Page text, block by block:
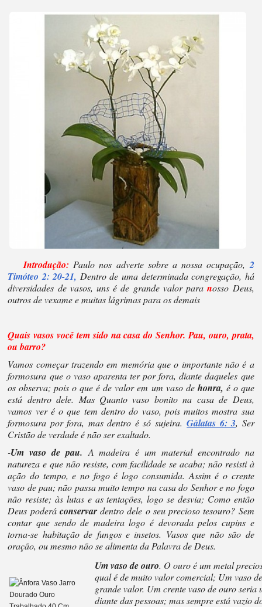
Introdução: Paulo nos adverte sobre a nossa ocupação, 2
Timóteo 2: 20-21, Dentro de uma determinada congregação, há
diversidades de vasos, uns é de grande valor paranosso Deus,
outros de vexame e muitas lágrimas para os demais
Quais vasos você tem sido na casa do Senhor. Pau, ouro, prata,
ou barro?
Vamos começar trazendo em memória que o importante não é a
formosura que o vaso aparenta ter por fora, diante daqueles que
os observa; pois o que é de valor em um vaso de honra, é o que
está dentro dele. Mas Quanto vaso bonito na casa de Deus,
vamos ver é o que tem dentro do vaso, pois muitos mostra sua
formosura por fora, mas dentro é só sujeira. Gálatas 6: 3, Ser
Cristão de verdade é não ser exaltado.
-Um vaso de pau.A madeira é um material encontrado na
natureza e que não resiste, com facilidade se acaba; não resisti à
ação do tempo, e no fogo é logo consumida. Assim é o crente
vaso de pau; não passa muito tempo na casa do Senhor e no fogo
não resiste; às lutas e as tentações, logo se desvia; Como então
Deus poderá conservardentro dele o seu precioso tesouro? Sem
contar que sendo de madeira logo é devorada pelos cupins e
torna-se habitação de fungos e insetos. Vasos que não são de
oração, ou mesmo não se alimenta da Palavra de Deus.
Um vaso de ouro. O ouro é um metal
qual é de muito valor comercial; Um vaso
grande valor. Um crente vaso de ouro
diante das pessoas; mas sempre está vazio